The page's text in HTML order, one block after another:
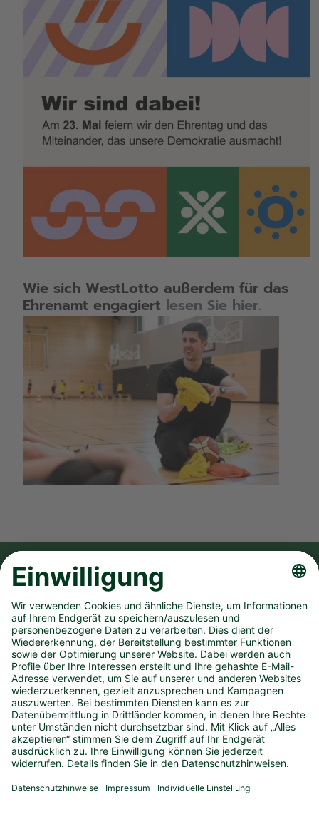
Wie sich WestLotto außerdem für das
Ehrenamt engagiert lesen Sie hier.
FOLGE UNS AUF
UNSER UNTERNEHMEN
SPIELANGEBOT
PRESSEMATERIAL
KONTAKT
IMPRESSUM
DATENSCHUTZ
BARRIEREFREIHEIT